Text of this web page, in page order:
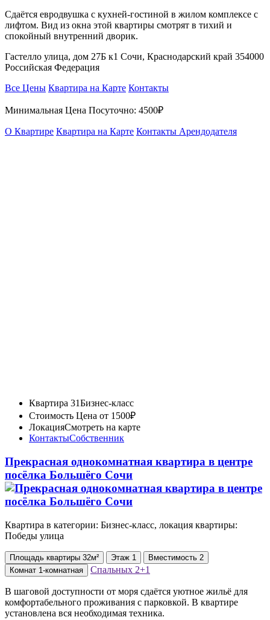
Сдаётся евродвушка с кухней-гостиной в жилом комплексе с
лифтом. Вид из окна этой квартиры смотрят в тихий и
спокойный внутренний дворик.
Гастелло улица, дом 27Б к1 Сочи, Краснодарский край 354000
Российская Федерация
Все Цены Квартира на Карте Контакты
Минимальная Цена Посуточно: 4500₽
О Квартире Квартира на Карте Контакты Арендодателя
Квартира 31Бизнес-класс
Стоимость Цена от 1500₽
ЛокацияСмотреть на карте
КонтактыСобственник
Прекрасная однокомнатная квартира в центре
посёлка Большёго Сочи
Квартира в категории: Бизнес-класс, локация квартиры:
Победы улица
Площадь квартиры 32м² Этаж 1 Вместимость 2
Комнат 1-комнатная Спальных 2+1
В шаговой доступности от моря сдаётся уютное жильё для
комфортабельного проживания с парковкой. В квартире
установлена вся необходимая техника.